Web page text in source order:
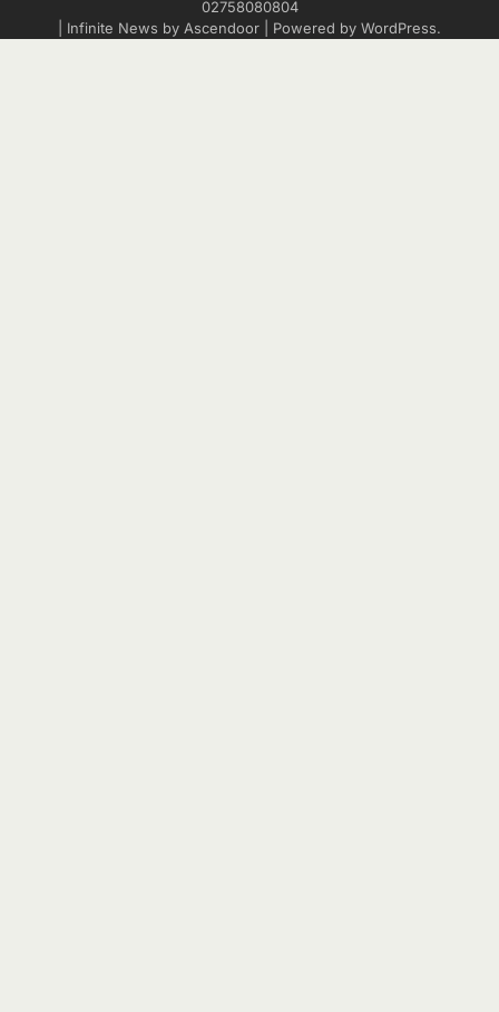
02758080804
| Infinite News by Ascendoor | Powered by WordPress.